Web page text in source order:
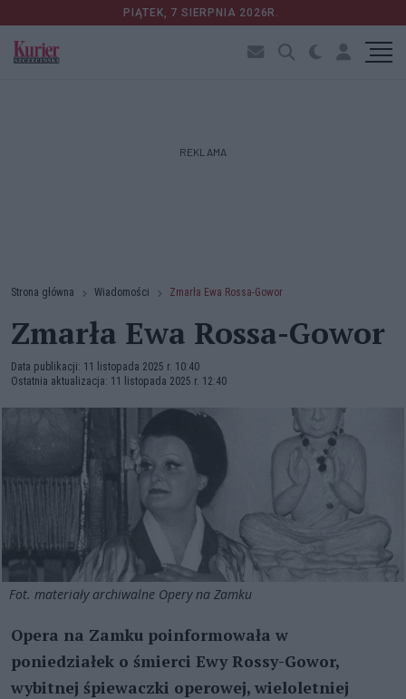
PIĄTEK, 7 SIERPNIA 2026R.
REKLAMA
Strona główna Wiadomości Zmarła Ewa Rossa-Gowor
Zmarła Ewa Rossa-Gowor
Data publikacji: 11 listopada 2025 r. 10:40
Ostatnia aktualizacja: 11 listopada 2025 r. 12:40
Fot. materiały archiwalne Opery na Zamku
Opera na Zamku poinformowała w
poniedziałek o śmierci Ewy Rossy-Gowor,
wybitnej śpiewaczki operowej, wieloletniej